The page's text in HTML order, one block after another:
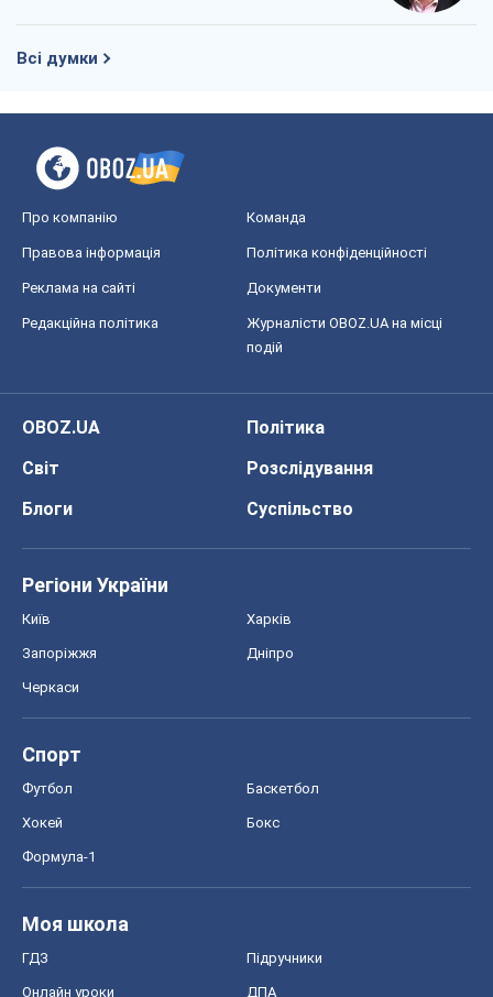
Всі думки
Про компанію Команда
Правова інформація Політика конфіденційності
Реклама на сайті Документи
Редакційна політика
Журналісти OBOZ.UA на місці
подій
OBOZ.UA
Політика
Світ
Розслідування
Блоги
Суспільство
Регіони України
Київ Харків
Запоріжжя Дніпро
Черкаси
Спорт
Футбол Баскетбол
Хокей Бокс
Формула-1
Моя школа
ГДЗ Підручники
Онлайн уроки ДПА